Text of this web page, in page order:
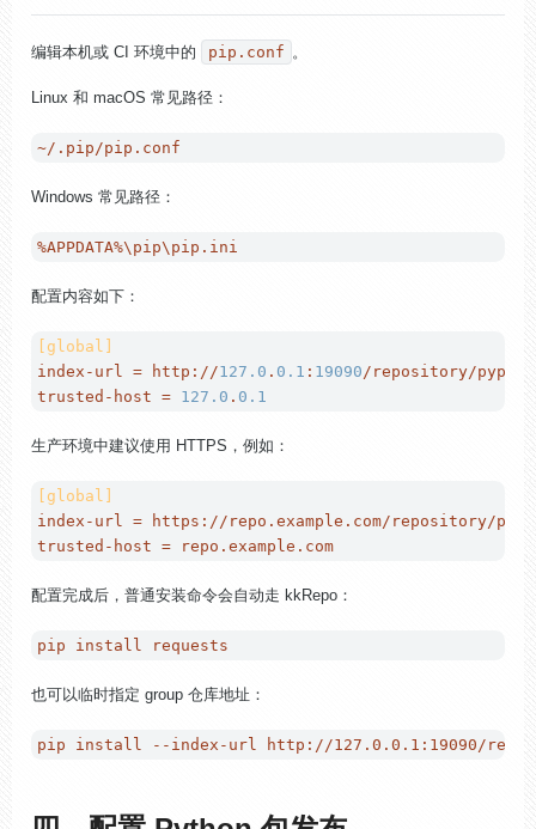
编辑本机或 CI 环境中的 pip.conf 。
Linux 和 macOS 常见路径：
Windows 常见路径：
配置内容如下：
[global]
index-url
= http://127.0 . 0.1 : 19090
trusted-host = 127.0 . 0.1
生产环境中建议使用 HTTPS，例如：
[global]
index-url
trusted-host
配置完成后，普通安装命令会自动走 kkRepo：
也可以临时指定 group 仓库地址：